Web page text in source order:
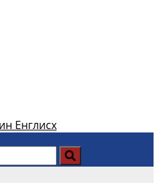
Енглисх